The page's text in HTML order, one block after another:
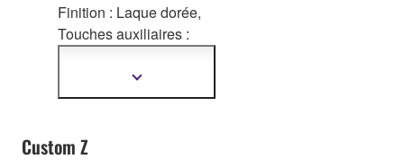
Finition : Laque dorée,
Touches auxiliaires :
aigu et Sol aiguAfficher
Custom Z